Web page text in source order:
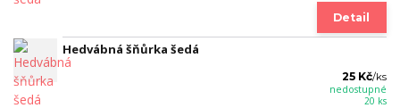
Detail
Hedvábná šňůrka šedá
25 Kč/ks
nedostupné
20 ks